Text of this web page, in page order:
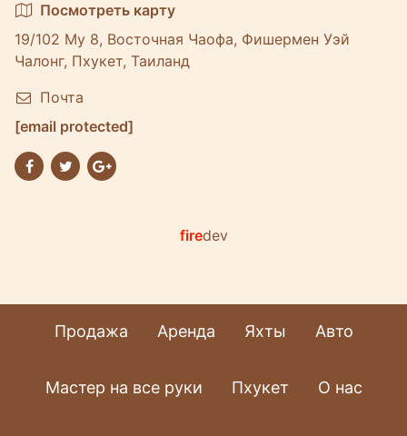
Посмотреть карту
19/102 Му 8, Восточная Чаофа, Фишермен Уэй
Чалонг, Пхукет, Таиланд
Почта
[email protected]
firedev
Продажа Аренда Яхты Авто
Мастер на все руки Пхукет О нас